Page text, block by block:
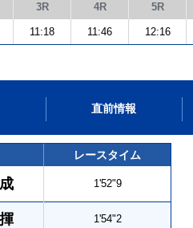
3R 4R 5R
11:18 11:46 12:16
直前情報
レースタイム
1'52"9
1'54"2